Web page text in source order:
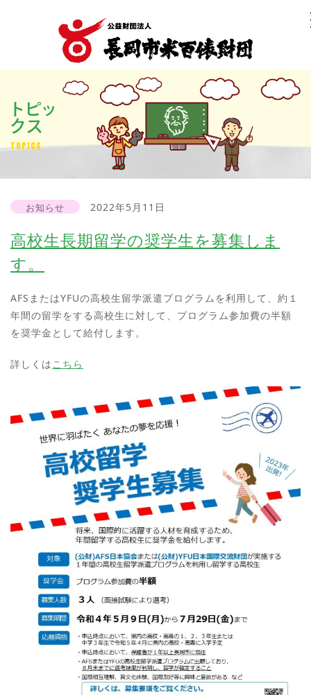
トピッ
クス
TOPICS
お知らせ 2022年5月11日
高校生長期留学の奨学生を募集しま
す。
AFSまたはYFUの高校生留学派遣プログラムを利用して、約１
年間の留学をする高校生に対して、プログラム参加費の半額
を奨学金として給付します。
詳しくはこちら